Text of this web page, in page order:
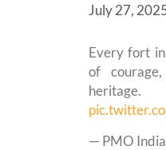
July 27,
Every fort
of
— PMO